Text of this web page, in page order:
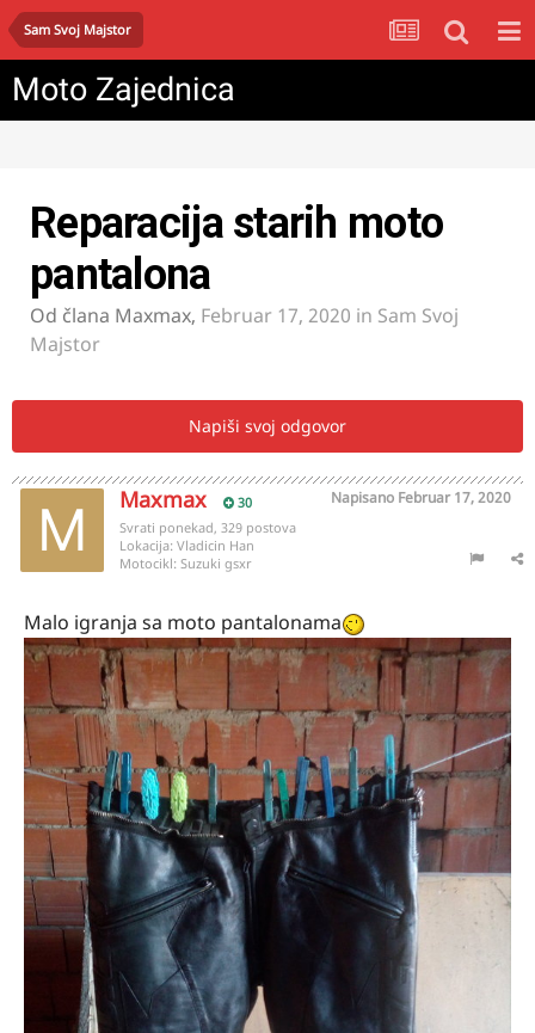
Sam Svoj Majstor
Moto Zajednica
Reparacija starih moto
pantalona
Od člana Maxmax, Februar 17, 2020 in Sam Svoj
Majstor
Napiši svoj odgovor
Maxmax 30 Napisano Februar 17, 2020
Svrati ponekad, 329 postova
Lokacija: Vladicin Han
Motocikl: Suzuki gsxr
Malo igranja sa moto pantalonama